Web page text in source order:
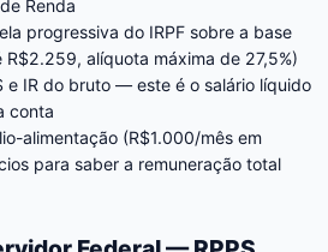
Renda
progressiva do IRPF sobre a base
alíquota máxima de 27,5%)
e IR do bruto — este é o salário líquido
conta
alimentação (R$1.000/mês em
para saber a remuneração total